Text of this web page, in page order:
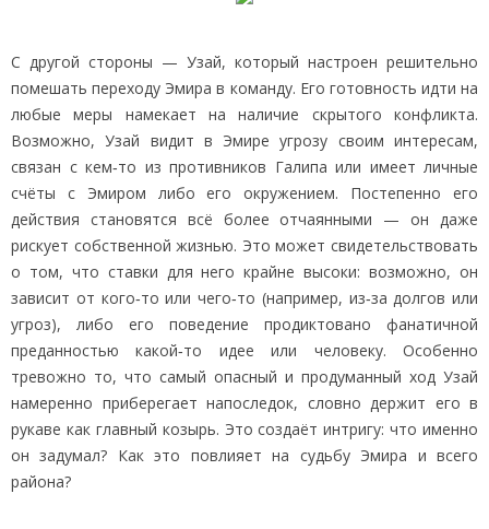
С другой стороны — Узай, который настроен решительно
помешать переходу Эмира в команду. Его готовность идти на
любые меры намекает на наличие скрытого конфликта.
Возможно, Узай видит в Эмире угрозу своим интересам,
связан с кем‑то из противников Галипа или имеет личные
счёты с Эмиром либо его окружением. Постепенно его
действия становятся всё более отчаянными — он даже
рискует собственной жизнью. Это может свидетельствовать
о том, что ставки для него крайне высоки: возможно, он
зависит от кого‑то или чего‑то (например, из‑за долгов или
угроз), либо его поведение продиктовано фанатичной
преданностью какой‑то идее или человеку. Особенно
тревожно то, что самый опасный и продуманный ход Узай
намеренно приберегает напоследок, словно держит его в
рукаве как главный козырь. Это создаёт интригу: что именно
он задумал? Как это повлияет на судьбу Эмира и всего
района?